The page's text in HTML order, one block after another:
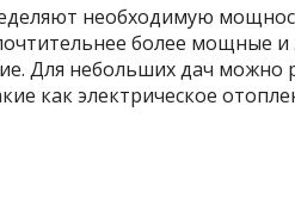
необходимую
более мощные
Для небольших дач можно
как электрическое